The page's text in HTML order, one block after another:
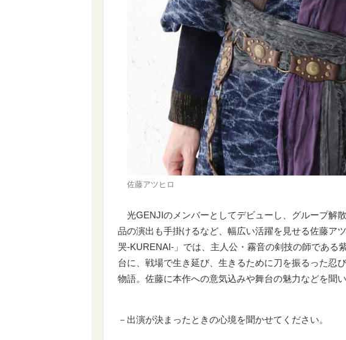
佐藤アツヒロ
光GENJIのメンバーとしてデビューし、グループ解
品の演出も手掛けるなど、幅広い活躍を見せる佐藤ア
哭‐KURENAI‐」では、主人公・霧音の剣技の師であ
台に、戦場で生き延び、生きるために刀を振るった忍
物語。佐藤に本作への意気込みや舞台の魅力などを聞い
－出演が決まったときの心境を聞かせてください。